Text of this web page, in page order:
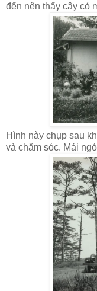
đến nên thấy cây cỏ
Hình này chụp sau
và chăm sóc. Mái